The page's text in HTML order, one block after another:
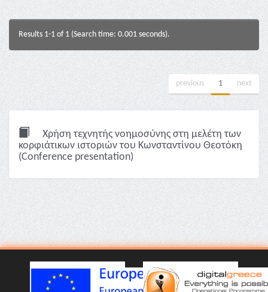
Results 1-1 of 1 (Search time: 0.001 seconds).
previous 1 next
Χρήση τεχνητής νοημοσύνης στη μελέτη των
κορφιάτικων ιστοριών του Κωνσταντίνου Θεοτόκη
(Conference presentation)